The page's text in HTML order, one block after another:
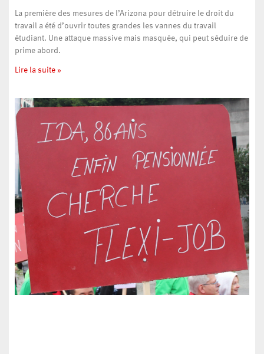
La première des mesures de l’Arizona pour détruire le droit du
travail a été d’ouvrir toutes grandes les vannes du travail
étudiant. Une attaque massive mais masquée, qui peut séduire de
prime abord.
Lire la suite »